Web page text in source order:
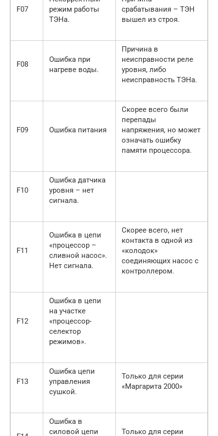
F07
режим работы
ТЭНа.
срабатывания – ТЭН
вышел из строя.
F08
Ошибка при
нагреве воды.
Причина в
неисправности реле
уровня, либо
неисправность ТЭНа.
F09 Ошибка питания
Скорее всего были
перепады
напряжения, но может
означать ошибку
памяти процессора.
F10
Ошибка датчика
уровня – нет
сигнала.
F11
Ошибка в цепи
«процессор –
сливной насос».
Нет сигнала.
Скорее всего, нет
контакта в одной из
«колодок»
соединяющих насос с
контроллером.
F12
Ошибка в цепи
на участке
«процессор-
селектор
режимов».
F13
Ошибка цепи
управления
сушкой.
Только для серии
«Маргарита 2000»
Ошибка в
силовой цепи
Только для серии